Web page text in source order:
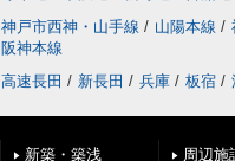
神戸市西神・山手線 / 山陽本線 /
阪神本線
高速長田 / 新長田 / 兵庫 / 板宿 /
新築・築浅 周辺施